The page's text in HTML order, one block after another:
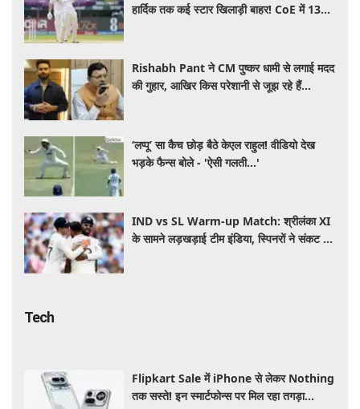
हार्दिक तक कई स्टार खिलाड़ी बाहर! CoE में 13
Rishabh Pant ने CM पुष्कर धामी से लगाई मदद
की गुहार, आखिर किस परेशानी से जूझ रहे हैं
‘लप्पू’ सा कैच छोड़ बैठे केएल राहुल! वीडियो देख
भड़के फैन्स बोले - 'ऐसी गलती...'
IND vs SL Warm-up Match: श्रीलंका XI
के सामने लड़खड़ाई टीम इंडिया, स्पिनरों ने संकट में
Tech
Flipkart Sale में iPhone से लेकर Nothing
तक सस्ते! इन स्मार्टफोन्स पर मिल रहा तगड़ा